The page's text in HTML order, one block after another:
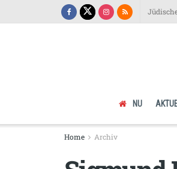
NU
Home Archiv